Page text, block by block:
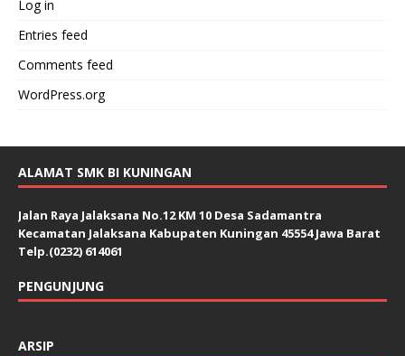
Log in
Entries feed
Comments feed
WordPress.org
ALAMAT SMK BI KUNINGAN
Jalan Raya Jalaksana No.12 KM 10 Desa Sadamantra
Kecamatan Jalaksana Kabupaten Kuningan 45554 Jawa Barat
Telp.(0232) 614061
PENGUNJUNG
ARSIP